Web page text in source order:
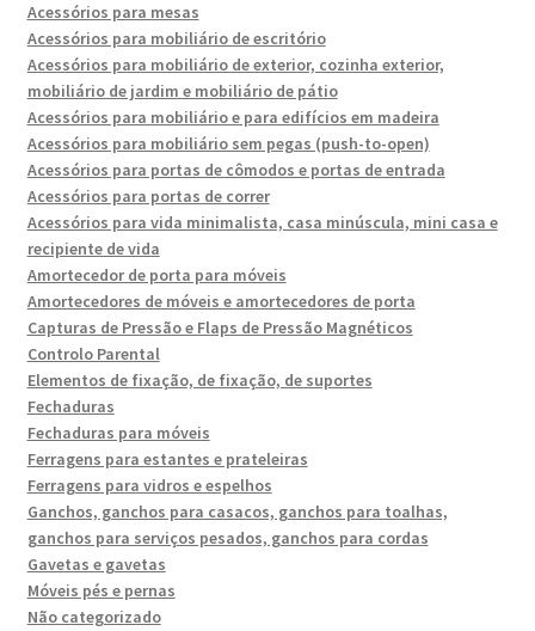
Acessórios para mesas
Acessórios para mobiliário de escritório
Acessórios para mobiliário de exterior, cozinha exterior,
mobiliário de jardim e mobiliário de pátio
Acessórios para mobiliário e para edifícios em madeira
Acessórios para mobiliário sem pegas (push-to-open)
Acessórios para portas de cômodos e portas de entrada
Acessórios para portas de correr
Acessórios para vida minimalista, casa minúscula, mini casa e
recipiente de vida
Amortecedor de porta para móveis
Amortecedores de móveis e amortecedores de porta
Capturas de Pressão e Flaps de Pressão Magnéticos
Controlo Parental
Elementos de fixação, de fixação, de suportes
Fechaduras
Fechaduras para móveis
Ferragens para estantes e prateleiras
Ferragens para vidros e espelhos
Ganchos, ganchos para casacos, ganchos para toalhas,
ganchos para serviços pesados, ganchos para cordas
Gavetas e gavetas
Móveis pés e pernas
Não categorizado